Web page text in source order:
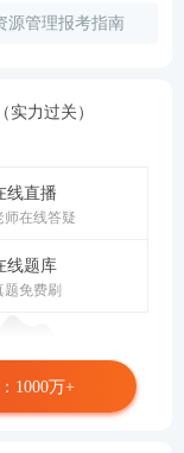
源管理报考指南
（实力过关）
线直播
师在线答疑
线题库
题免费刷
1000万+